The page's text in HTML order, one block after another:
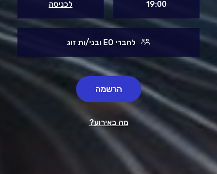
19:00
לכניסה
לחברי EO ובני/ות זוג
הרשמה
מה באירוע?